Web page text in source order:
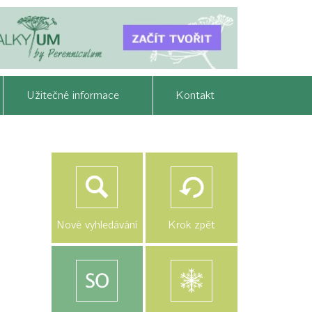
Užitečné informace Kontakt
Nové vyhledávání Krok zpět